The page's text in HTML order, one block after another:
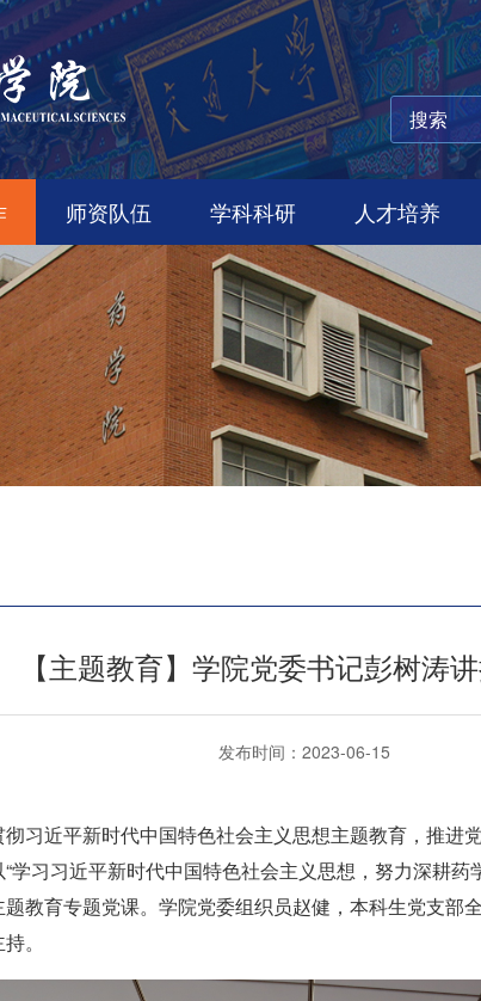
师资队伍 学科科研 人才培养
【主题教育】学院党委书记彭树涛
发布时间：2023-06-15
习近平新时代中国特色社会主义思想主题教育，推进
学习习近平新时代中国特色社会主义思想，努力深耕
教育专题党课。学院党委组织员赵健，本科生党支部
。